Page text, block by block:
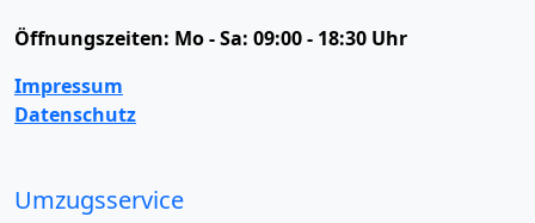
Öffnungszeiten: Mo - Sa: 09:00 - 18:30 Uhr
Impressum
Datenschutz
Umzugsservice